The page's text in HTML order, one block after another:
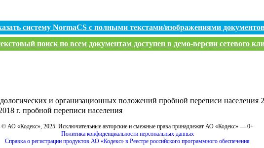
систему NormaCS с полными текстами/изображениями документов
поиск по всем документам доступен в демо-версии сетевого
и организационных положений пробной переписи населения
г. пробной переписи населения
© АО «Кодекс», 2025. Исключительные авторские и смежные права принадлежат АО «Кодекс» — 0+
Политика конфиденциальности персональных данных
Справка о регистрации продуктов АО «Кодекс» в Реестре российского программного обеспечения